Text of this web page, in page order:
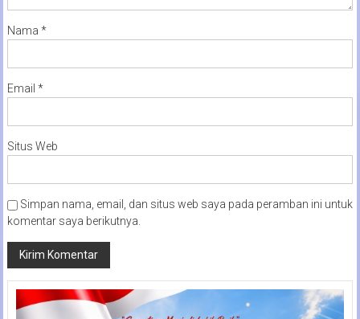
Nama *
Email *
Situs Web
Simpan nama, email, dan situs web saya pada peramban ini untuk
komentar saya berikutnya.